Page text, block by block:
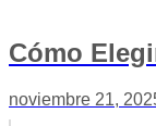
Cómo
noviembre 21,